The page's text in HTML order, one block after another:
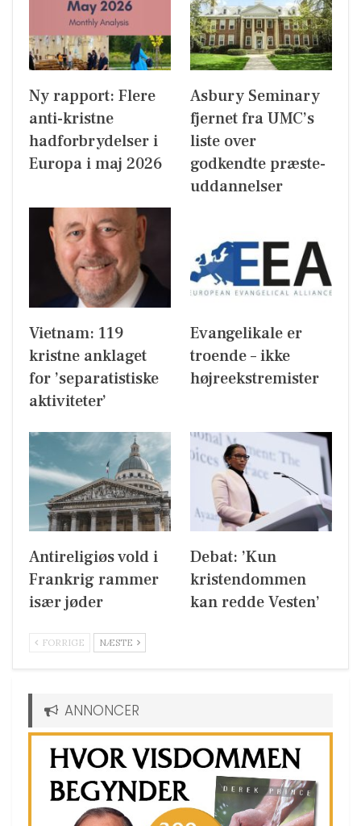
Ny rapport: Flere
anti-kristne
hadforbrydelser i
Europa i maj 2026
Asbury Seminary
fjernet fra UMC’s
liste over
godkendte præste-
uddannelser
Vietnam: 119
kristne anklaget
for ’separatistiske
aktiviteter’
Evangelikale er
troende – ikke
højreekstremister
Antireligiøs vold i
Frankrig rammer
især jøder
Debat: ’Kun
kristendommen
kan redde Vesten’
FORRIGE NÆSTE
ANNONCER